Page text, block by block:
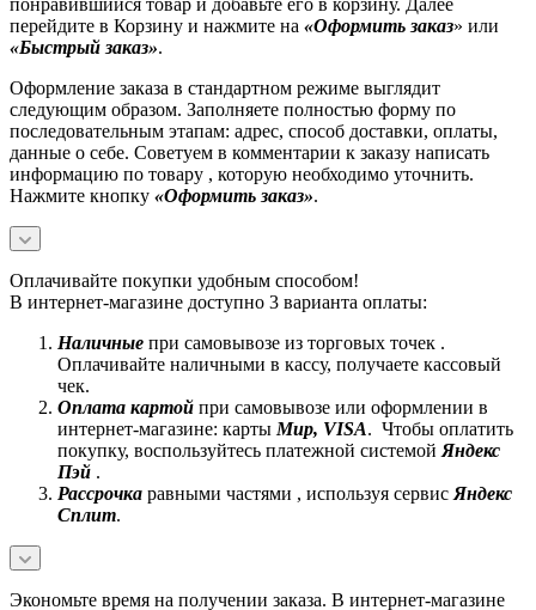
перейдите в Корзину и нажмите на «Оформить заказ» или
«Быстрый заказ».
Оформление заказа в стандартном режиме выглядит
следующим образом. Заполняете полностью форму по
последовательным этапам: адрес, способ доставки, оплаты,
данные о себе. Советуем в комментарии к заказу написать
информацию по товару , которую необходимо уточнить.
Нажмите кнопку «Оформить заказ».
Оплачивайте покупки удобным способом!
В интернет-магазине доступно 3 варианта оплаты:
Наличные при самовывозе из торговых точек .
Оплачивайте наличными в кассу, получаете кассовый
чек.
Оплата картой при самовывозе или оформлении в
интернет-магазине: карты Mир, VISA. Чтобы оплатить
покупку, воспользуйтесь платежной системой Яндекс
Пэй .
Рассрочка равными частями , используя сервис Яндекс
Сплит.
Экономьте время на получении заказа. В интернет-магазине